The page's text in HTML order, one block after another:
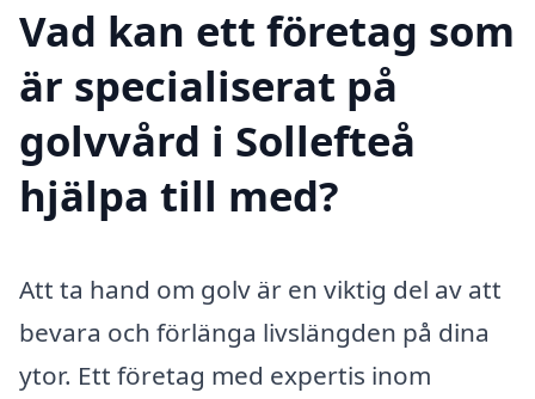
Vad kan ett företag som
är specialiserat på
golvvård i Sollefteå
hjälpa till med?
Att ta hand om golv är en viktig del av att
bevara och förlänga livslängden på dina
ytor. Ett företag med expertis inom